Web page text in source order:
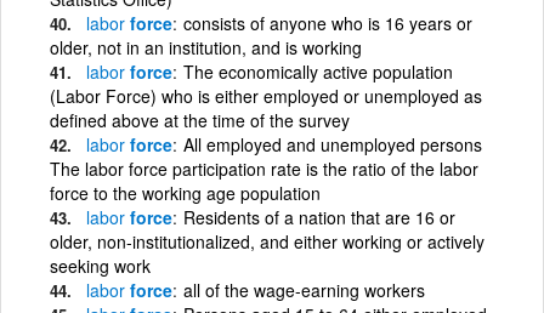
labor force consists of anyone who is 16 years or
older, not in an institution, and is working
labor force The economically active population
(Labor Force) who is either employed or unemployed as
defined above at the time of the survey
labor force All employed and unemployed persons
The labor force participation rate is the ratio of the labor
force to the working age population
labor force Residents of a nation that are 16 or
older, non-institutionalized, and either working or actively
seeking work
labor force all of the wage-earning workers